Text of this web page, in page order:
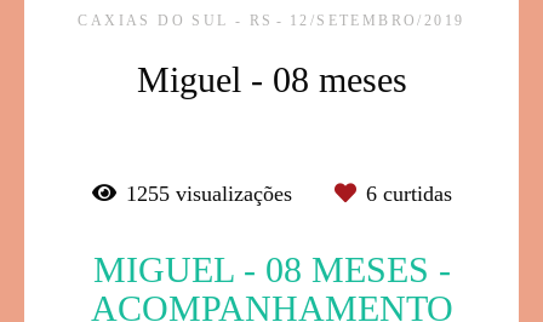
CAXIAS DO SUL - RS
12/SETEMBRO/2019
Miguel - 08 meses
1255visualizações 6curtidas
MIGUEL - 08 MESES -
ACOMPANHAMENTO